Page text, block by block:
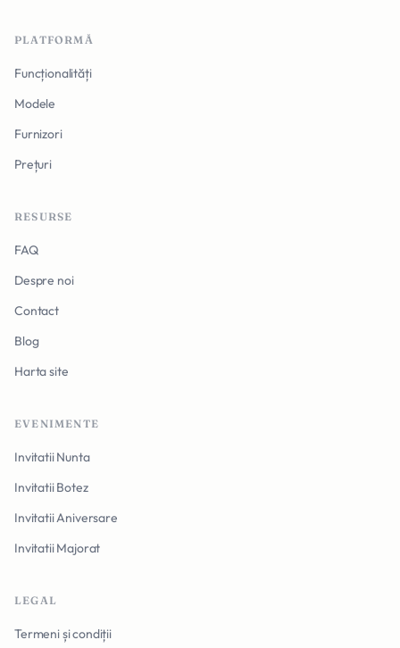
PLATFORMĂ
Funcționalități
Modele
Furnizori
Prețuri
RESURSE
FAQ
Despre noi
Contact
Blog
Harta site
EVENIMENTE
Invitatii Nunta
Invitatii Botez
Invitatii Aniversare
Invitatii Majorat
LEGAL
Termeni și condiții